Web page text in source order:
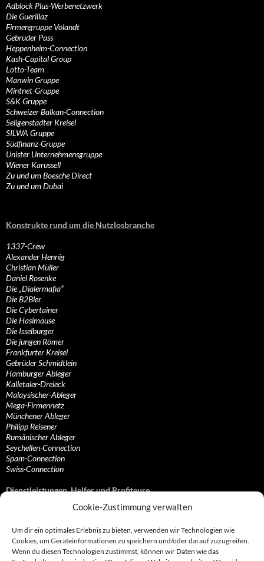
Cookie-Zustimmung verwalten
Um dir ein optimales Erlebnis zu bieten, verwenden wir Technologien wie
Cookies, um Geräteinformationen zu speichern und/oder darauf zuzugreifen.
Wenn du diesen Technologien zustimmst, können wir Daten wie das
Adblock Plus-Werbenetzwerk
Die Guerillaz
Firmengruppe Volandt
Gebrüder Pass
Heppenheim-Connection
Kash-Capital Group
Lotto-Team
Manwin Gruppe
Mintnet-Gruppe
S&K Gruppe
Schweizer Balkan-Connection
Seligenstädter Kreisel
SILWA Gruppe
Südfinanz-Gruppe
Unister Unternehmensgruppe
Wiener Karussell
Zu und um Boesche Direct
Zu und um Dubai
Konstrukte rund um die Nutzlosbranche
1337-Crew
Alexander Hennig
Christian Müller
Daniel Rosenke
Die „Dialermafia“
Die B2Bler
Die Cybertainer
Die Hasimäuse
Die Isselburger
Die jungen Römer
Frankfurter Kreisel
Gebrüder Schmidtlein
Hamburger Ableger
Kalletaler-Dreieck
Malaysischer-Ableger
Mega-Firmennetz
Münchener Ableger
Philipp Reisener
Rumänischer Ableger
Seychellen-Connection
Spam-Connection
Swiss-Connection
Dienstleistungen, Helfer und Profiteure
Anonymisierungsdienste, VPN- und Web-Proxy…
Bezahlsysteme, Finanzdienstleister und…
Bürodienstleister, Firmengründer- und/oder…
Datenhändler, Adressbroker und zielgerichtetes…